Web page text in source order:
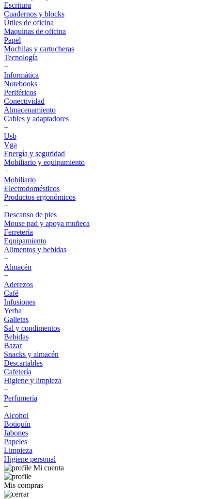
Escritura
Cuadernos y blocks
Útiles de oficina
Maquinas de oficina
Papel
Mochilas y cartucheras
Tecnología
+
Informática
Notebooks
Periféricos
Conectividad
Almacenamiento
Cables y adaptadores
+
Usb
Vga
Energía y seguridad
Mobiliario y equipamiento
+
Mobiliario
Electrodomésticos
Productos ergonómicos
+
Descanso de pies
Mouse pad y apoya muñeca
Ferretería
Equipamiento
Alimentos y bebidas
+
Almacén
+
Aderezos
Café
Infusiones
Yerba
Galletas
Sal y condimentos
Bebidas
Bazar
Snacks y almacén
Descartables
Cafetería
Higiene y limpieza
+
Perfumería
+
Alcohol
Botiquín
Jabones
Papeles
Limpieza
Higiene personal
Mi cuenta
Mis compras